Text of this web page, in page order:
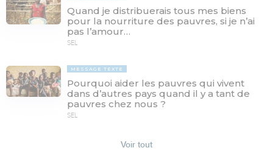
Quand je distribuerais tous mes biens
pour la nourriture des pauvres, si je n’ai
pas l’amour…
SEL
MESSAGE TEXTE
Pourquoi aider les pauvres qui vivent
dans d’autres pays quand il y a tant de
pauvres chez nous ?
SEL
Voir tout